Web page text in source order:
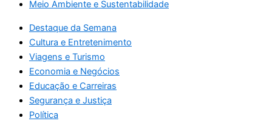
Meio Ambiente e Sustentabilidade
Destaque da Semana
Cultura e Entretenimento
Viagens e Turismo
Economia e Negócios
Educação e Carreiras
Segurança e Justiça
Política